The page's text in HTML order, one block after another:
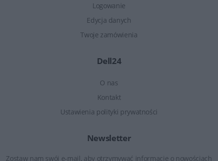
Logowanie
Edycja danych
Twoje zamówienia
Dell24
O nas
Kontakt
Ustawienia polityki prywatności
Newsletter
Zostaw nam swój e-mail, aby otrzymywać informacje o nowościach